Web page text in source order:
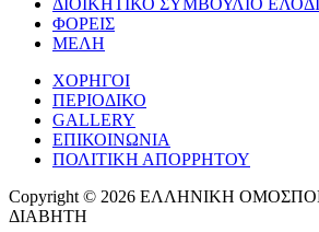
ΔΙΟΙΚΗΤΙΚΟ ΣΥΜΒΟΥΛΙΟ ΕΛΟΔΙ
ΦΟΡΕΙΣ
ΜΕΛΗ
ΧΟΡΗΓΟΙ
ΠΕΡΙΟΔΙΚΟ
GALLERY
ΕΠΙΚΟΙΝΩΝΙΑ
ΠΟΛΙΤΙΚΗ ΑΠΟΡΡΗΤΟΥ
Copyright © 2026 ΕΛΛΗΝΙΚΗ
ΔΙΑΒΗΤΗ